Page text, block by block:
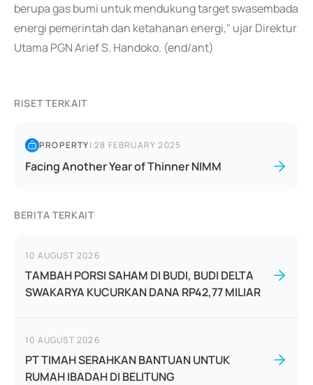
berupa gas bumi untuk mendukung target swasembada
energi pemerintah dan ketahanan energi," ujar Direktur
Utama PGN Arief S. Handoko. (end/ant)
RISET TERKAIT
PROPERTY|28 FEBRUARY 2025
Facing Another Year of Thinner NIMM
BERITA TERKAIT
10 AUGUST 2026
TAMBAH PORSI SAHAM DI BUDI, BUDI DELTA
SWAKARYA KUCURKAN DANA RP42,77 MILIAR
10 AUGUST 2026
PT TIMAH SERAHKAN BANTUAN UNTUK
RUMAH IBADAH DI BELITUNG